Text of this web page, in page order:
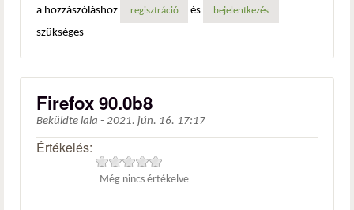
a hozzászóláshoz
regisztráció és bejelentkezés
szükséges
Firefox 90.0b8
Beküldte lala - 2021. jún. 16. 17:17
Értékelés:
Még nincs értékelve